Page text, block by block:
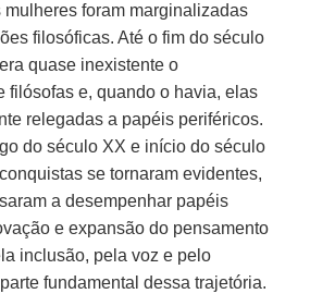
mulheres foram marginalizadas
filosóficas. Até o fim do século
quase inexistente o
filósofas e, quando o havia, elas
relegadas a papéis periféricos.
do século XX e início do século
se tornaram evidentes,
a desempenhar papéis
e expansão do pensamento
inclusão, pela voz e pelo
fundamental dessa trajetória.